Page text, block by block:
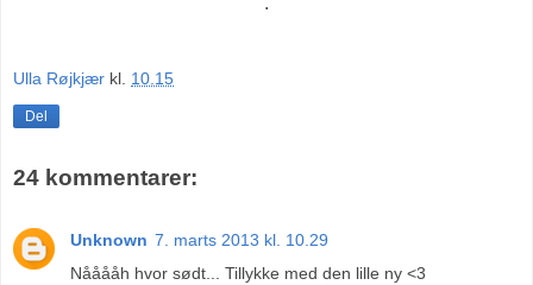
Ulla Røjkjær kl. 10.15
Del
24 kommentarer:
Unknown 7. marts 2013 kl. 10.29
Nååååh hvor sødt... Tillykke med den lille ny <3